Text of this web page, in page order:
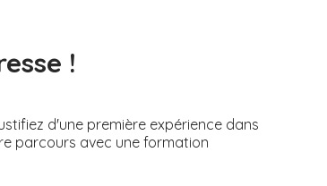
!
d'une première expérience dans
parcours avec une formation